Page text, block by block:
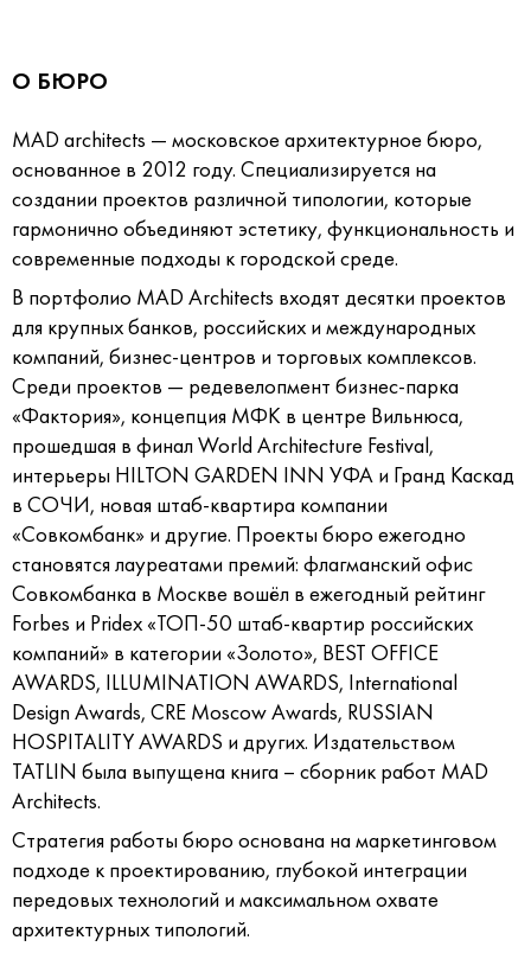
О БЮРО
MAD architects — московское архитектурное бюро,
основанное в 2012 году. Специализируется на
создании проектов различной типологии, которые
гармонично объединяют эстетику, функциональность и
современные подходы к городской среде.
В портфолио MAD Architects входят десятки проектов
для крупных банков, российских и международных
компаний, бизнес-центров и торговых комплексов.
Среди проектов — редевелопмент бизнес-парка
«Фактория», концепция МФК в центре Вильнюса,
прошедшая в финал World Architecture Festival,
интерьеры HILTON GARDEN INN УФА и Гранд Каскад
в СОЧИ, новая штаб-квартира компании
«Совкомбанк» и другие. Проекты бюро ежегодно
становятся лауреатами премий: флагманский офис
Совкомбанка в Москве вошёл в ежегодный рейтинг
Forbes и Pridex «ТОП-50 штаб-квартир российских
компаний» в категории «Золото», BEST OFFICE
AWARDS, ILLUMINATION AWARDS, International
Design Awards, CRE Moscow Awards, RUSSIAN
HOSPITALITY AWARDS и других. Издательством
TATLIN была выпущена книга – сборник работ MAD
Architects.
Стратегия работы бюро основана на маркетинговом
подходе к проектированию, глубокой интеграции
передовых технологий и максимальном охвате
архитектурных типологий.